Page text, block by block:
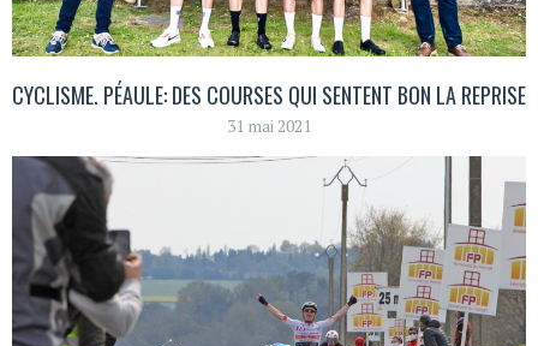
CYCLISME. PÉAULE: DES COURSES QUI SENTENT BON LA REPRISE
31 mai 2021